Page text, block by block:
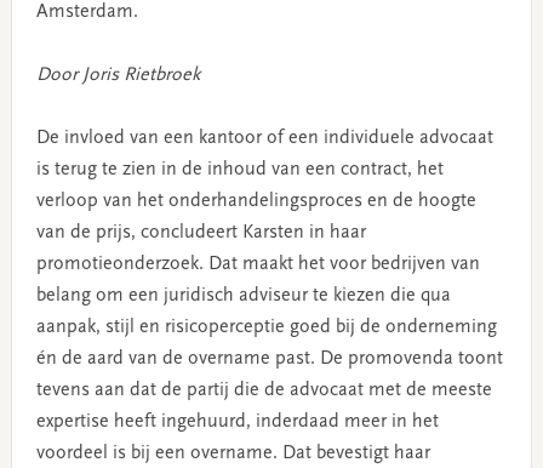
Amsterdam.
Door Joris Rietbroek
De invloed van een kantoor of een individuele advocaat
is terug te zien in de inhoud van een contract, het
verloop van het onderhandelingsproces en de hoogte
van de prijs, concludeert Karsten in haar
promotieonderzoek. Dat maakt het voor bedrijven van
belang om een juridisch adviseur te kiezen die qua
aanpak, stijl en risicoperceptie goed bij de onderneming
én de aard van de overname past. De promovenda toont
tevens aan dat de partij die de advocaat met de meeste
expertise heeft ingehuurd, inderdaad meer in het
voordeel is bij een overname. Dat bevestigt haar